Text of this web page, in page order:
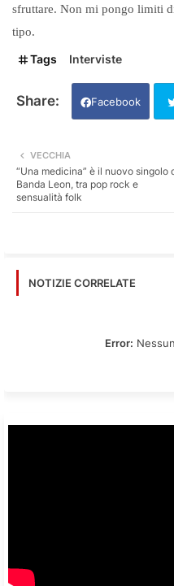
sfruttare. Non mi pongo limiti
tipo.
Tags Interviste
Facebook
VECCHIA
“Una medicina” è il nuovo singolo
Banda Leon, tra pop rock e
sensualità folk
NOTIZIE CORRELATE
Error: